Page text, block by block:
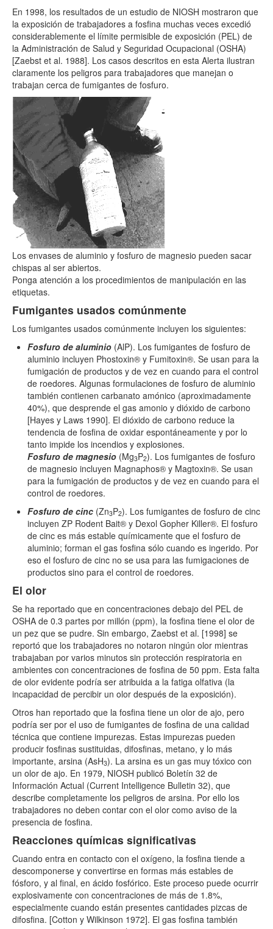
En 1998, los resultados de un estudio de NIOSH mostraron que
la exposición de trabajadores a fosfina muchas veces excedió
considerablemente el límite permisible de exposición (PEL) de
la Administración de Salud y Seguridad Ocupacional (OSHA)
[Zaebst et al. 1988]. Los casos descritos en esta Alerta ilustran
claramente los peligros para trabajadores que manejan o
trabajan cerca de fumigantes de fosfuro.
Los envases de aluminio y fosfuro de magnesio pueden sacar
chispas al ser abiertos.
Ponga atención a los procedimientos de manipulación en las
etiquetas.
Fumigantes usados comúnmente
Los fumigantes usados comúnmente incluyen los siguientes:
Fosfuro de aluminio (AlP). Los fumigantes de fosfuro de
aluminio incluyen Phostoxin® y Fumitoxin®. Se usan para la
fumigación de productos y de vez en cuando para el control
de roedores. Algunas formulaciones de fosfuro de aluminio
también contienen carbanato amónico (aproximadamente
40%), que desprende el gas amonio y dióxido de carbono
[Hayes y Laws 1990]. El dióxido de carbono reduce la
tendencia de fosfina de oxidar espontáneamente y por lo
tanto impide los incendios y explosiones.
Fosfuro de magnesio (Mg3P2). Los fumigantes de fosfuro
de magnesio incluyen Magnaphos® y Magtoxin®. Se usan
para la fumigación de productos y de vez en cuando para el
control de roedores.
Fosfuro de cinc (Zn3P2). Los fumigantes de fosfuro de cinc
incluyen ZP Rodent Bait® y Dexol Gopher Killer®. El fosfuro
de cinc es más estable químicamente que el fosfuro de
aluminio; forman el gas fosfina sólo cuando es ingerido. Por
eso el fosfuro de cinc no se usa para las fumigaciones de
productos sino para el control de roedores.
El olor
Se ha reportado que en concentraciones debajo del PEL de
OSHA de 0.3 partes por millón (ppm), la fosfina tiene el olor de
un pez que se pudre. Sin embargo, Zaebst et al. [1998] se
reportó que los trabajadores no notaron ningún olor mientras
trabajaban por varios minutos sin protección respiratoria en
ambientes con concentraciones de fosfina de 50 ppm. Esta falta
de olor evidente podría ser atribuida a la fatiga olfativa (la
incapacidad de percibir un olor después de la exposición).
Otros han reportado que la fosfina tiene un olor de ajo, pero
podría ser por el uso de fumigantes de fosfina de una calidad
técnica que contiene impurezas. Estas impurezas pueden
producir fosfinas sustituidas, difosfinas, metano, y lo más
importante, arsina (AsH3). La arsina es un gas muy tóxico con
un olor de ajo. En 1979, NIOSH publicó Boletín 32 de
Información Actual (Current Intelligence Bulletin 32), que
describe completamente los peligros de arsina. Por ello los
trabajadores no deben contar con el olor como aviso de la
presencia de fosfina.
Reacciones químicas significativas
Cuando entra en contacto con el oxígeno, la fosfina tiende a
descomponerse y convertirse en formas más estables de
fósforo, y al final, en ácido fosfórico. Este proceso puede ocurrir
explosivamente con concentraciones de más de 1.8%,
especialmente cuando están presentes cantidades pizcas de
difosfina. [Cotton y Wilkinson 1972]. El gas fosfina también